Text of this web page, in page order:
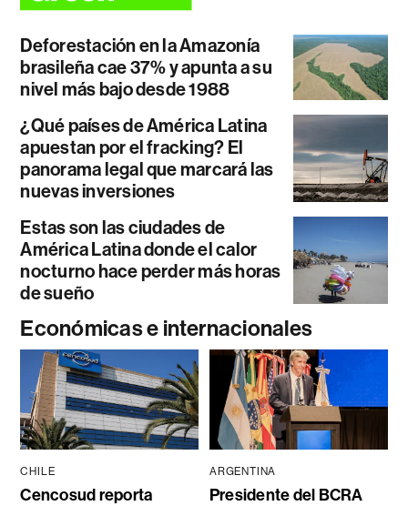
Deforestación en la Amazonía
brasileña cae 37% y apunta a su
nivel más bajo desde 1988
¿Qué países de América Latina
apuestan por el fracking? El
panorama legal que marcará las
nuevas inversiones
Estas son las ciudades de
América Latina donde el calor
nocturno hace perder más horas
de sueño
Económicas e internacionales
CHILE
Cencosud reporta
ARGENTINA
Presidente del BCRA